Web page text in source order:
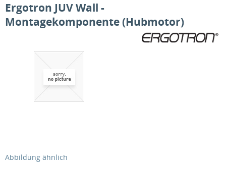
Ergotron JUV Wall -
Montagekomponente (Hubmotor)
Abbildung ähnlich